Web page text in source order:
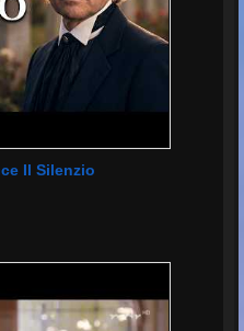
Il Silenzio